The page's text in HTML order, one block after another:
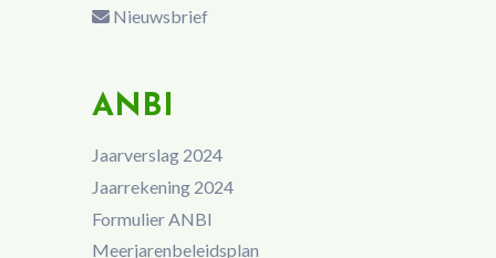
Nieuwsbrief
ANBI
Jaarverslag 2024
Jaarrekening 2024
Formulier ANBI
Meerjarenbeleidsplan